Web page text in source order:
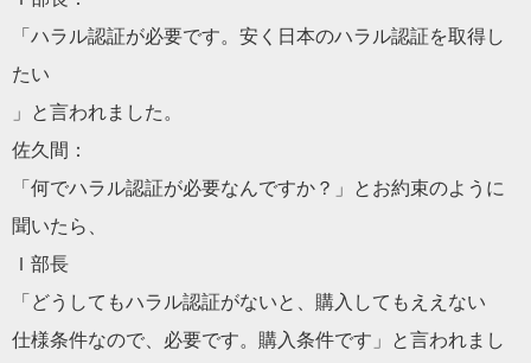
「ハラル認証が必要です。安く日本のハラル認証を取得し
たい
」と言われました。
佐久間：
「何でハラル認証が必要なんですか？」とお約束のように
聞いたら、
Ｉ部長
「どうしてもハラル認証がないと、購入してもええない
仕様条件なので、必要です。購入条件です」と言われまし